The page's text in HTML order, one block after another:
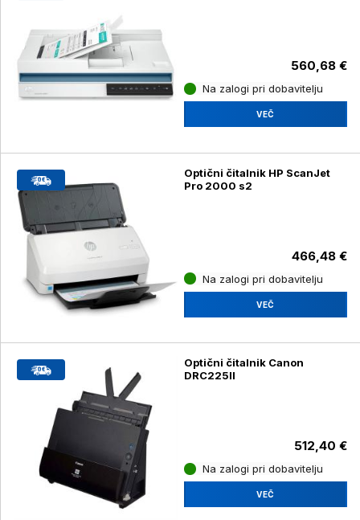
560,68 €
Na zalogi pri dobavitelju
VEČ
Optični čitalnik HP ScanJet
Pro 2000 s2
466,48 €
Na zalogi pri dobavitelju
VEČ
Optični čitalnik Canon
DRC225II
512,40 €
Na zalogi pri dobavitelju
VEČ